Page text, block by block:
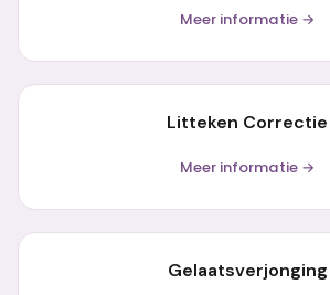
Meer informatie →
Litteken Correctie
Meer informatie →
Gelaatsverjonging